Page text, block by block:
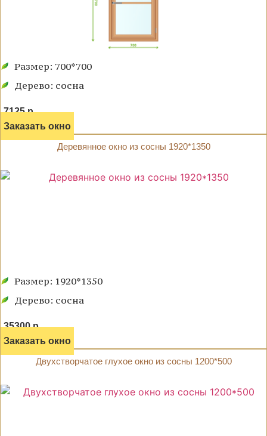
Размер: 700*700
Дерево: сосна
7125 р.
Заказать окно
Деревянное окно из сосны 1920*1350
Размер: 1920*1350
Дерево: сосна
35300 р.
Заказать окно
Двухстворчатое глухое окно из сосны 1200*500